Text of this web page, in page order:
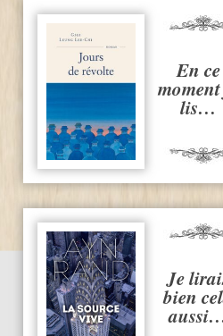
En ce
lis…
Je
bien